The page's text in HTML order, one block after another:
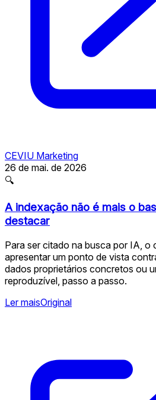
CEVIU Marketing
26 de mai. de 2026
🔍
A indexação não é mais o
destacar
Para ser citado na busca por IA, o
apresentar um ponto de vista
dados proprietários concretos ou
reproduzível, passo a passo.
Ler maisOriginal